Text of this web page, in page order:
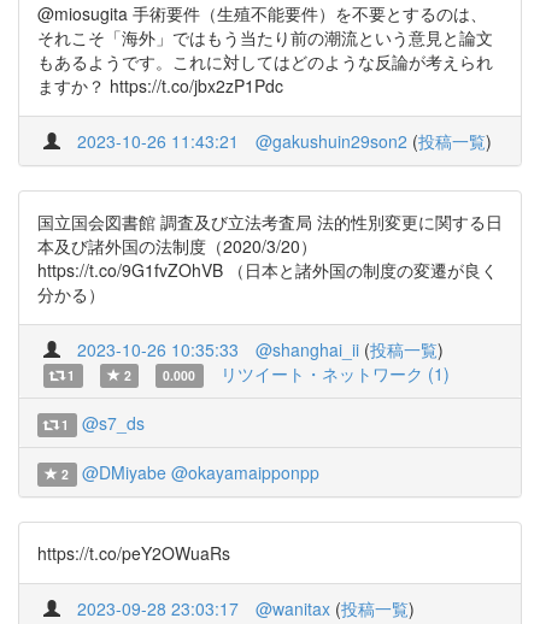
@miosugita 手術要件（生殖不能要件）を不要とするのは、
それこそ「海外」ではもう当たり前の潮流という意見と論文
もあるようです。これに対してはどのような反論が考えられ
ますか？ https://t.co/jbx2zP1Pdc
2023-10-26 11:43:21 @gakushuin29son2 (投稿一覧)
国立国会図書館 調査及び立法考査局 法的性別変更に関する日
本及び諸外国の法制度（2020/3/20）
https://t.co/9G1fvZOhVB （日本と諸外国の制度の変遷が良く
分かる）
2023-10-26 10:35:33 @shanghai_ii (投稿一覧)
1 2 0.000 リツイート・ネットワーク (1)
1 @s7_ds
2 @DMiyabe @okayamaipponpp
https://t.co/peY2OWuaRs
2023-09-28 23:03:17 @wanitax (投稿一覧)